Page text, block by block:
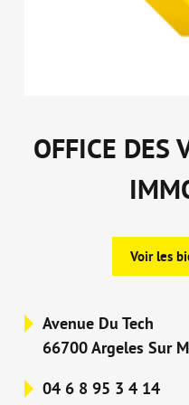
OFFICE DES
Voir les
Avenue Du Tech
66700 Argeles Sur
04 6 8 95 3 4 14